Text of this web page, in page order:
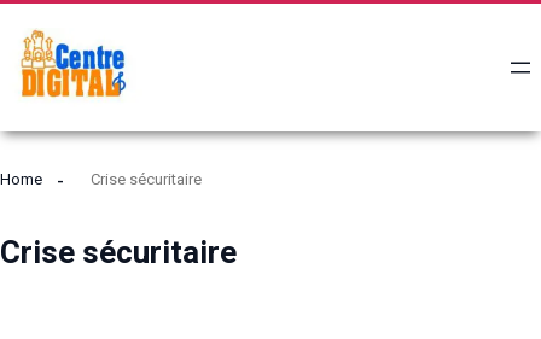
Home Crise sécuritaire
Crise sécuritaire